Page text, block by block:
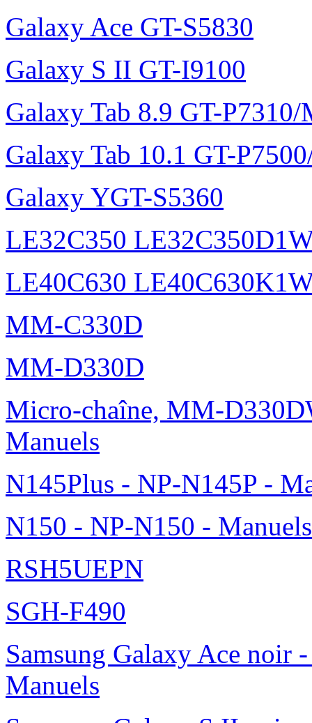
Galaxy Ace GT-S5830
Galaxy S II GT-I9100
Galaxy Tab 8.9 GT-P7310/
Galaxy Tab 10.1 GT-
Galaxy YGT-S5360
LE32C350
LE40C630
MM-C330D
MM-D330D
Micro-chaîne, MM-
Manuels
N145Plus - NP-N145P -
N150 - NP-N150 - Manuels
RSH5UEPN
SGH-F490
Samsung Galaxy Ace noir
Manuels